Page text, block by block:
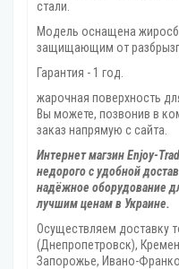
стали.
Модель оснащена
защищающим от
Гарантия - 1 год.
жарочная поверхность
Вы можете, позвонив в
заказ напрямую с сайта.
Интернет магзин Enjoy-
недорого с удобной
надёжное оборудование
лучшим ценам в Украине.
Осуществляем доставку
(Днепропетровск),
Запорожье, Ивано-